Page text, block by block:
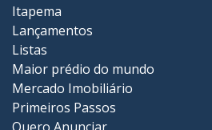
Itapema
Lançamentos
Listas
Maior prédio do mundo
Mercado Imobiliário
Primeiros Passos